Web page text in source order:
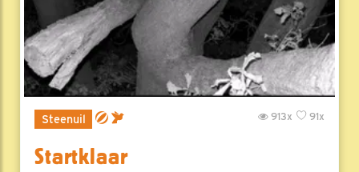
Steenuil 91x
913x
Startklaar